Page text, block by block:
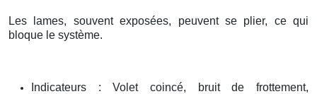
Les lames, souvent exposées, peuvent se plier, ce qui
bloque le système.
Indicateurs : Volet coincé, bruit de frottement,